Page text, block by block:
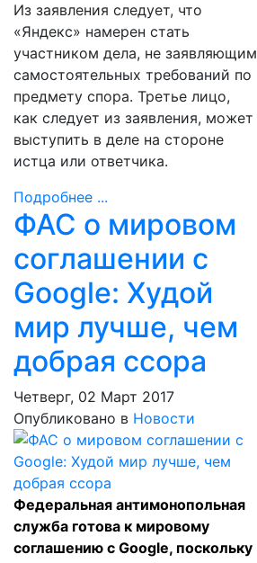
Из заявления следует, что
«Яндекс» намерен стать
участником дела, не заявляющим
самостоятельных требований по
предмету спора. Третье лицо,
как следует из заявления, может
выступить в деле на стороне
истца или ответчика.
Подробнее ...
ФАС о мировом
соглашении с
Google: Худой
мир лучше, чем
добрая ссора
Четверг, 02 Март 2017
Опубликовано в Новости
Федеральная антимонопольная
служба готова к мировому
соглашению с Google, поскольку